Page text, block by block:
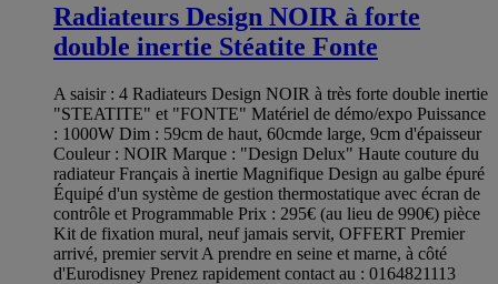
Radiateurs Design NOIR à forte
double inertie Stéatite Fonte
A saisir : 4 Radiateurs Design NOIR à très forte double inertie
"STEATITE" et "FONTE" Matériel de démo/expo Puissance
: 1000W Dim : 59cm de haut, 60cmde large, 9cm d'épaisseur
Couleur : NOIR Marque : "Design Delux" Haute couture du
radiateur Français à inertie Magnifique Design au galbe épuré
Équipé d'un système de gestion thermostatique avec écran de
contrôle et Programmable Prix : 295€ (au lieu de 990€) pièce
Kit de fixation mural, neuf jamais servit, OFFERT Premier
arrivé, premier servit A prendre en seine et marne, à côté
d'Eurodisney Prenez rapidement contact au : 0164821113